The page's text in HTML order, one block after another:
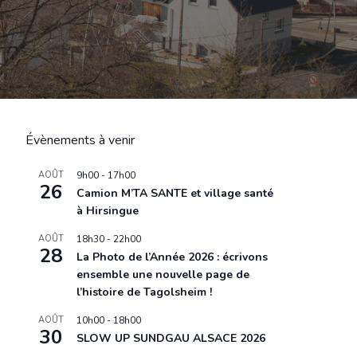
Évènements à venir
AOÛT
26
9h00 - 17h00
Camion M’TA SANTE et village santé
à Hirsingue
AOÛT
28
18h30 -22h00
La Photo de l’Année 2026 : écrivons
ensemble une nouvelle page de
l’histoire de Tagolsheim !
AOÛT
30
10h00 - 18h00
SLOW UP SUNDGAU ALSACE 2026